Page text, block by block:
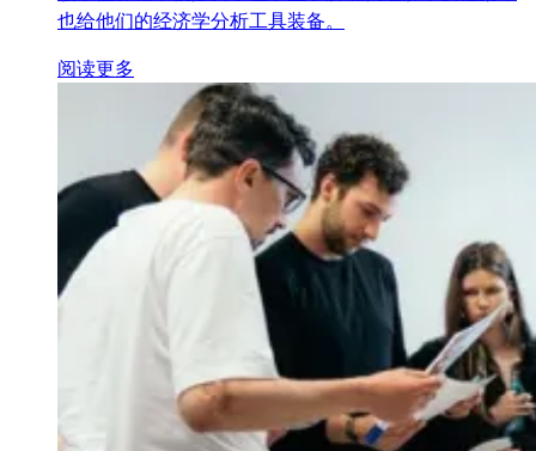
也给他们的经济学分析工具装备。
阅读更多